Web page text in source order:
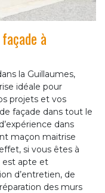
à
la Guillaumes,
idéale pour
projets et vos
façade dans tout le
dans
maçon maitrise
si vous êtes à
est apte et
d’entretien, de
des murs